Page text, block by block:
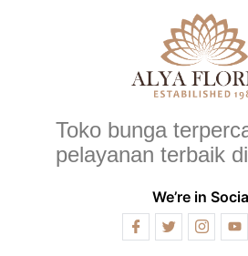
Toko bunga
pelayanan terbaik
We’re in